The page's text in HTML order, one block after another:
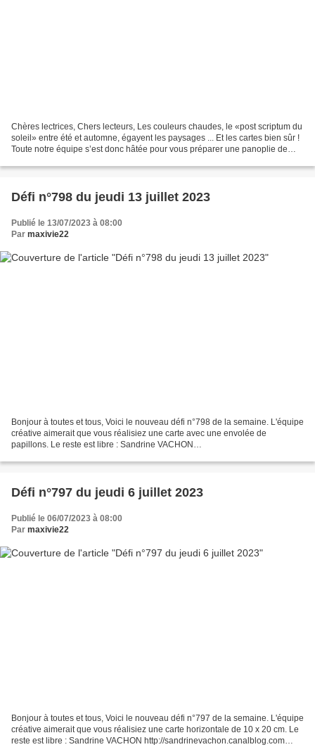
Chères lectrices, Chers lecteurs, Les couleurs chaudes, le «post scriptum du
soleil» entre été et automne, égayent les paysages ... Et les cartes bien sûr !
Toute notre équipe s’est donc hâtée pour vous préparer une panoplie de
Défi n°798 du jeudi 13 juillet 2023
Publié le 13/07/2023 à 08:00
Par maxivie22
Bonjour à toutes et tous, Voici le nouveau défi n°798 de la semaine. L'équipe
créative aimerait que vous réalisiez une carte avec une envolée de
papillons. Le reste est libre : Sandrine VACHON
http://passionscrap52.over-blog.com/...
Défi n°797 du jeudi 6 juillet 2023
Publié le 06/07/2023 à 08:00
Par maxivie22
Bonjour à toutes et tous, Voici le nouveau défi n°797 de la semaine. L'équipe
créative aimerait que vous réalisiez une carte horizontale de 10 x 20 cm. Le
reste est libre : Sandrine VACHON http://sandrinevachon.canalblog.com